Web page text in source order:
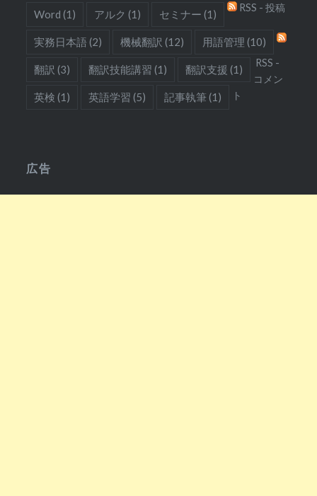
Word (1) アルク (1) セミナー (1)
実務日本語 (2) 機械翻訳 (12) 用語管理 (10)
翻訳 (3) 翻訳技能講習 (1) 翻訳支援 (1)
英検 (1) 英語学習 (5) 記事執筆(1)
RSS - 投稿
RSS -
コメン
ト
広告